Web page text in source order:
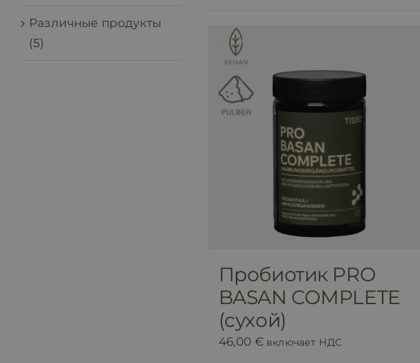
Пробиотик PRO
BASAN COMPLETE
(сухой)
46,00 € включает НДС
Различные продукты
(5)